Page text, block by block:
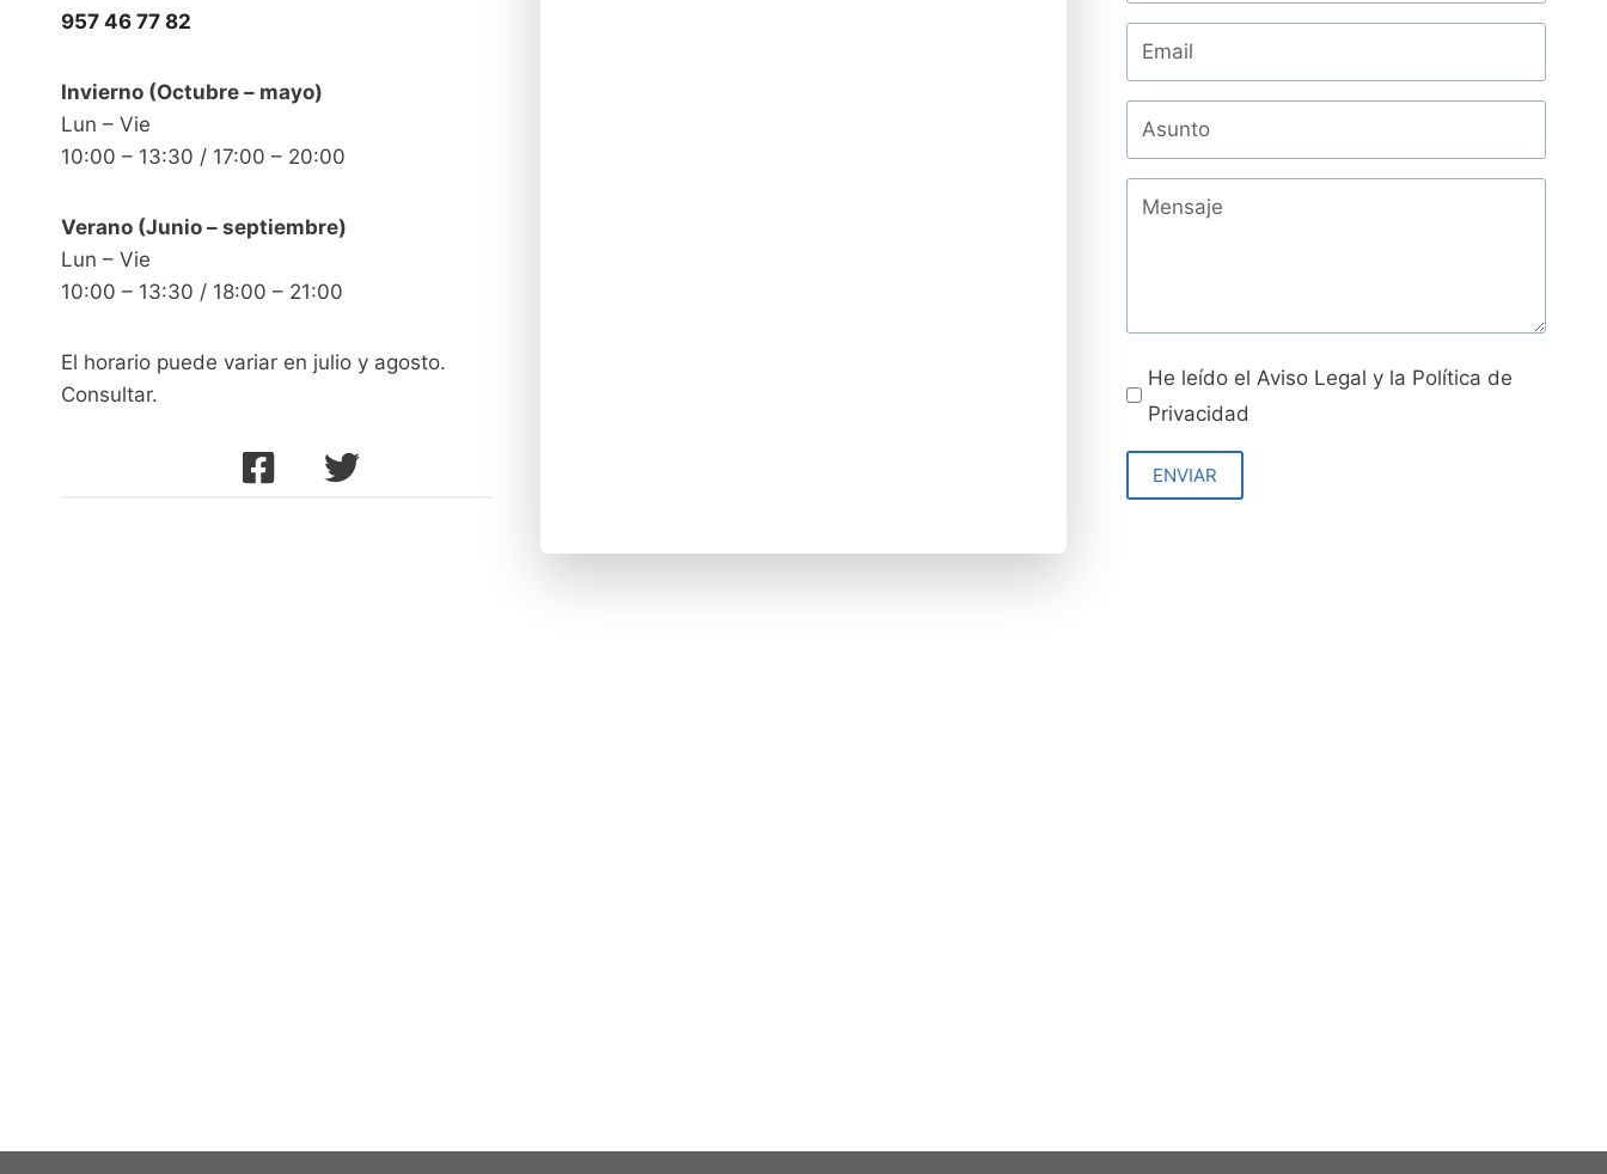
957 46 77 82
Invierno (Octubre – mayo)
Lun – Vie
10:00 – 13:30 / 17:00 – 20:00
Verano (Junio – septiembre)
Lun – Vie
10:00 – 13:30 / 18:00 – 21:00
El horario puede variar en julio y agosto.
Consultar.
He leído el Aviso Legal y la Política de
Privacidad
ENVIAR